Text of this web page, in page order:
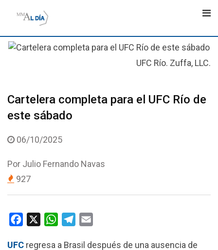
UFC Río. Zuffa, LLC.
Cartelera completa para el UFC Río de
este sábado
06/10/2025
Por Julio Fernando Navas
927
c
W
a
l
a
UFC regresa a Brasil después de una ausencia de